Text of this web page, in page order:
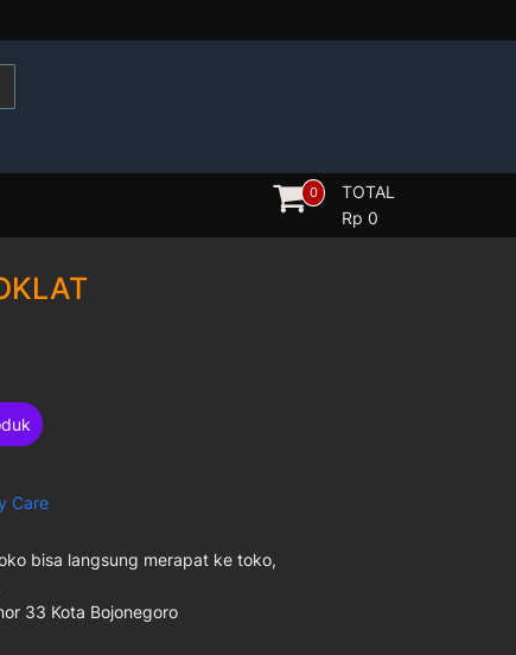
0
TOTAL
Rp 0
Care
bisa langsung merapat ke toko,
33 Kota Bojonegoro